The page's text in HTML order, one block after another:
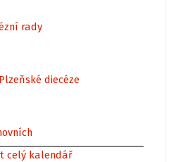
rady
diecéze
celý kalendář